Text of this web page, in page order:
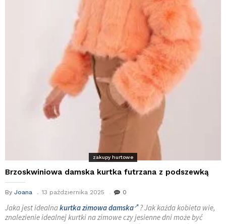
zakupy hurtowe
Brzoskwiniowa damska kurtka futrzana z podszewką
By Joana 13 października 2025 0
Jaka jest idealnakurtka zimowa damska ? Jak każda kobieta wie,
znalezienie idealnej kurtki na zimowe czy jesienne dni może być